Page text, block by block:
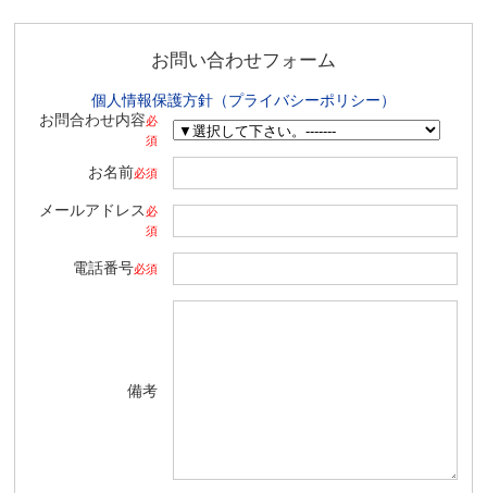
お問い合わせフォーム
個人情報保護方針（プライバシーポリシー）
お問合わせ内容必
須
お名前必須
メールアドレス 必
須
電話番号必須
備考